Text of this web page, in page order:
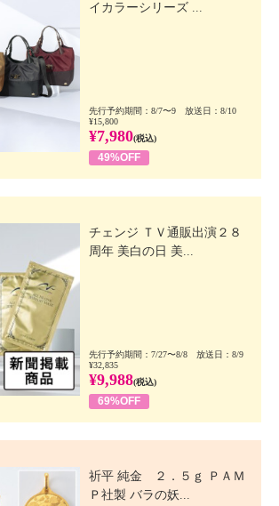
イカラーシリーズ ...
先行予約期間：8/7〜9 放送日：8/10
¥15,800
¥7,980(税込)
49%OFF
チェンジ ＴＶ通販出演２８
周年 美白の日 美...
先行予約期間：7/27〜8/8 放送日：8/9
¥32,835
¥9,988(税込)
69%OFF
祈平 純金 ２．５ｇ ＰＡＭ
Ｐ社製 バラの妖...